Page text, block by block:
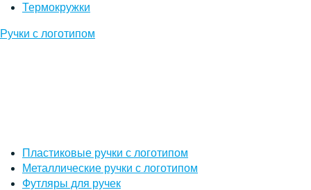
Термокружки
Ручки с логотипом
Пластиковые ручки с логотипом
Металлические ручки с логотипом
Футляры для ручек